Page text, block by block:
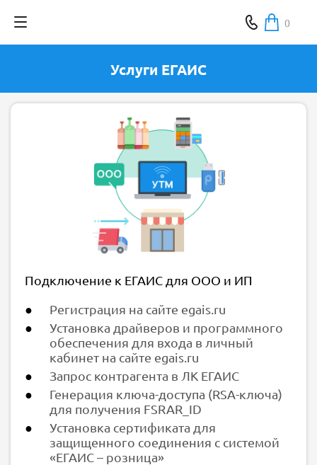
0
Услуги ЕГАИС
Подключение к ЕГАИС для ООО и ИП
Регистрация на сайте egais.ru
Установка драйверов и программного
обеспечения для входа в личный
кабинет на сайте egais.ru
Запрос контрагента в ЛК ЕГАИС
Генерация ключа-доступа (RSA-ключа)
для получения FSRAR_ID
Установка сертификата для
защищенного соединения с системой
«ЕГАИС – розница»